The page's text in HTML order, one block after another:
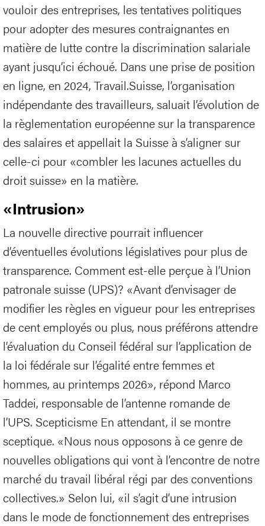
vouloir des entreprises, les tentatives politiques
pour adopter des mesures contraignantes en
matière de lutte contre la discrimination salariale
ayant jusqu’ici échoué. Dans une prise de position
en ligne, en 2024, Travail.Suisse, l’organisation
indépendante des travailleurs, saluait l’évolution de
la règlementation européenne sur la transparence
des salaires et appellait la Suisse à s’aligner sur
celle-ci pour «combler les lacunes actuelles du
droit suisse» en la matière.
«Intrusion»
La nouvelle directive pourrait influencer
d’éventuelles évolutions législatives pour plus de
transparence. Comment est-elle perçue à l’Union
patronale suisse (UPS)? «Avant d’envisager de
modifier les règles en vigueur pour les entreprises
de cent employés ou plus, nous préférons attendre
l’évaluation du Conseil fédéral sur l’application de
la loi fédérale sur l’égalité entre femmes et
hommes, au printemps 2026», répond Marco
Taddei, responsable de l’antenne romande de
l’UPS. Scepticisme En attendant, il se montre
sceptique. «Nous nous opposons à ce genre de
nouvelles obligations qui vont à l’encontre de notre
marché du travail libéral régi par des conventions
collectives.» Selon lui, «il s’agit d’une intrusion
dans le mode de fonctionnement des entreprises